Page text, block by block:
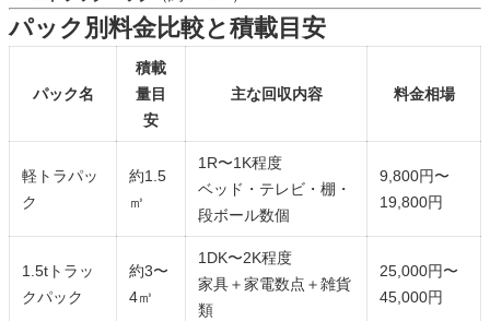
パック別料金比較と積載目安
パック名
積載
量目
安
主な回収内容 料金相場
軽トラパッ
ク
約1.5
㎥
1R〜1K程度
ベッド・テレビ・棚・
段ボール数個
9,800円〜
19,800円
1.5tトラッ
クパック
約3〜
4㎥
1DK〜2K程度
家具＋家電数点＋雑貨
類
25,000円〜
45,000円